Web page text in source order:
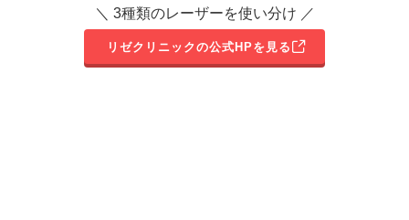
＼ 3種類のレーザーを使い分け ／
リゼクリニックの公式HPを見る